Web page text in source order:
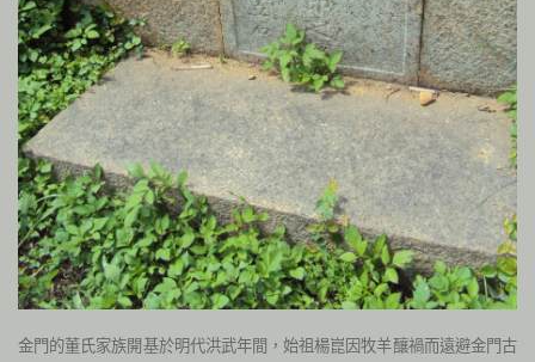
金門的董氏家族開基於明代洪武年間，始祖楊崑因牧羊釀禍而遠避金門古